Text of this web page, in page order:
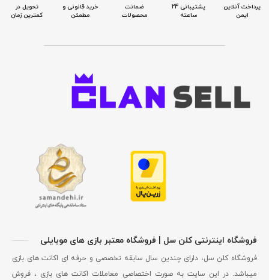
پرداخت آنلاین
ایمن
پشتیبانی 24
ساعته
ضمانت
محصولات
خرید قانونی و
مطمئن
تحویل در
کمترین زمان
فروشگاه اینترنتی کلن سل | فروشگاه معتبر بازی های موبایلی
فروشگاه کلن سل، دارای چندین سال سابقه تخصصی و حرفه ای اکانت های بازی
میباشد. در این سایت به صورت اختصاصی معاملات اکانت های بازی ، فروش